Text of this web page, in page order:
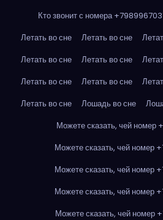
Кто звонит с номера
Летать во сне
Летать во сне
Летать во сне
Летать во сне
Летать во сне
Летать во сне
Летать во сне
Лошадь во сне
Можете сказать, чей номер
Можете сказать, чей номер
Можете сказать, чей номер
Можете сказать, чей номер
Можете сказать, чей номер